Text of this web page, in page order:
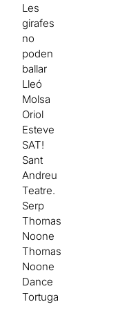
Les
girafes
no
poden
ballar
Lleó
Molsa
Oriol
Esteve
SAT!
Sant
Andreu
Teatre.
Serp
Thomas
Noone
Thomas
Noone
Dance
Tortuga